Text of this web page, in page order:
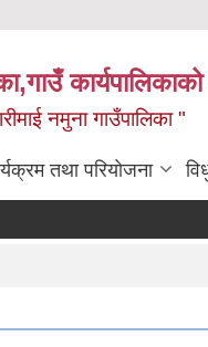
नमुना गाउँपालिका "
तथा परियोजना